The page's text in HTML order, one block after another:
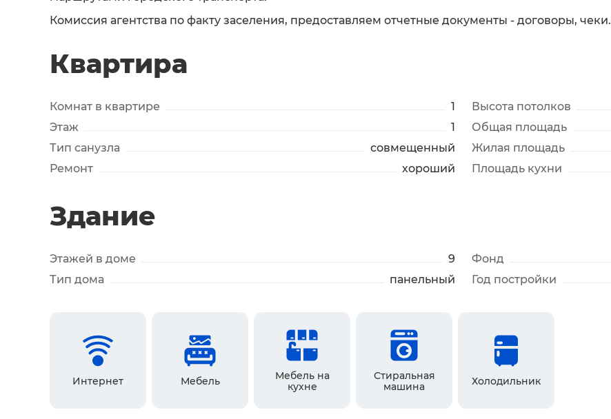
Комиссия агентства по факту заселения, предоставляем отчетные документы - договоры, чеки.
Квартира
Комнат в квартире
1
Этаж
1
Тип санузла
совмещенный
Ремонт
хороший
Высота потолков
Общая площадь
Жилая площадь
Площадь кухни
Здание
Этажей в доме
9
Тип дома
панельный
Фонд
Год постройки
Интернет Мебель
Мебель на
кухне
Стиральная
машина
Холодильник